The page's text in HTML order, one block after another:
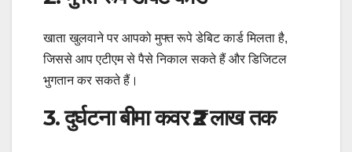
खाता खुलवाने पर आपको मुफ्त रूपे डेबिट कार्ड मिलता है,
जिससे आप एटीएम से पैसे निकाल सकते हैं और डिजिटल
भुगतान कर सकते हैं।
3. दुर्घटना बीमा कवर ₹2 लाख तक